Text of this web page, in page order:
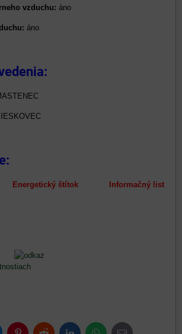
vzduchu: áno
áno
štítok Informačný list